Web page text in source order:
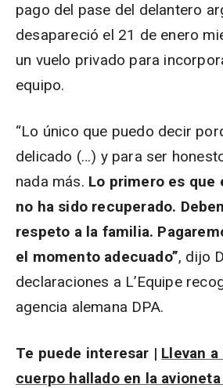
pago del pase del delantero
desapareció el 21 de enero
un vuelo privado para
equipo.
“Lo único que puedo decir
delicado (…) y para ser
nada más. Lo primero es que
no ha sido recuperado.
respeto a la familia.
el momento adecuado”, dijo
declaraciones a L’Equipe
agencia alemana DPA.
Te puede interesar | Llevan
cuerpo hallado en la